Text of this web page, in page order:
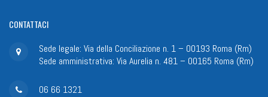
CONTATTACI
Sede legale: Via della Conciliazione n. 1 – 00193 Roma (Rm)
Sede amministrativa: Via Aurelia n. 481 – 00165 Roma (Rm)
06 66 1321